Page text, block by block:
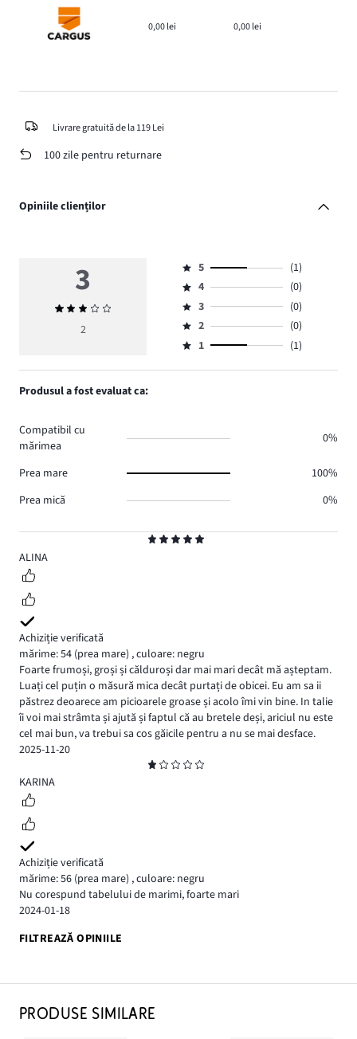
0,00 lei 0,00 lei
Livrare gratuită de la 119 Lei
100 zile pentru returnare
Opiniile clienților
5
ALINA
Achiziție verificată
mărime: 54 (prea mare) ,culoare: negru
Foarte frumoși, groși și călduroși dar mai mari decât mă așteptam.
Luați cel puțin o măsură mica decât purtați de obicei. Eu am sa ii
păstrez deoarece am picioarele groase și acolo îmi vin bine. In talie
îi voi mai strâmta și ajută și faptul că au bretele deși, ariciul nu este
cel mai bun, va trebui sa cos găicile pentru a nu se mai desface.
2025-11-20
1
KARINA
Achiziție verificată
mărime: 56 (prea mare) ,culoare: negru
Nu corespund tabelului de marimi, foarte mari
2024-01-18
FILTREAZĂ OPINIILE
3
Evaluarea
medie
2
Evaluare
5,
numărul
de
voturi
1.
5
(1)
Evaluare
4,
numărul
de
0.
4
(0)
Evaluare
3,
numărul
3
(0)
Evaluare
2,
2
(0)
Evaluare
1,
1 (1)
Produsul a fost evaluat ca:
Compatibil cu
mărimea
0%
Prea mare
100%
Prea mică
0%
PRODUSE SIMILARE